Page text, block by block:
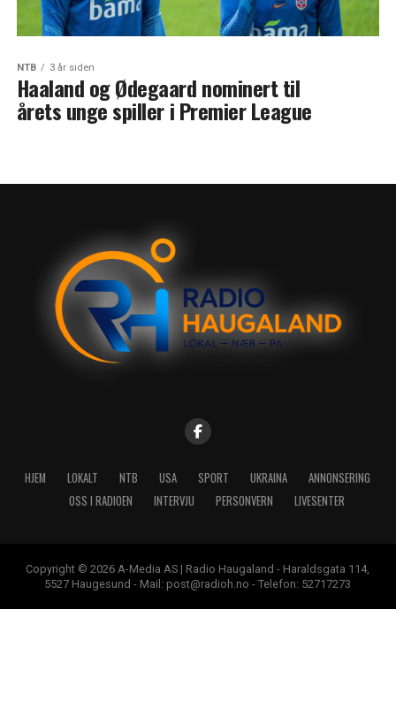
NTB 3 år siden
Haaland og Ødegaard nominert til
årets unge spiller i Premier League
HJEM LOKALT NTB USA SPORT UKRAINA
ANNONSERING
OSS I RADIOEN
INTERVJU PERSONVERN LIVESENTER
Copyright © 2026 A-Media AS | Radio Haugaland - Haraldsgata 114,
5527 Haugesund - Mail: post@radioh.no - Telefon: 52717273